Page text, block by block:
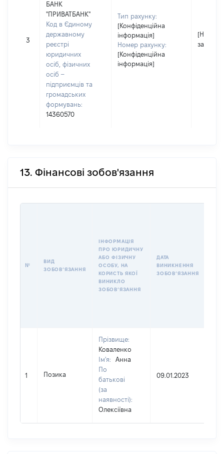
3
БАНК
"ПРИВАТБАНК"
Код в Єдиному
державному
реєстрі
юридичних
осіб, фізичних
осіб –
підприємців та
громадських
формувань:
14360570
Тип рахунку:
[Конфіденційна
інформація]
Номер рахунку:
[Конфіденційна
інформація]
[Не
13. Фінансові зобов'язання
№
ВИД
ЗОБОВʼЯЗАННЯ
ІНФОРМАЦІЯ
ПРО ЮРИДИЧНУ
АБО ФІЗИЧНУ
ОСОБУ, НА
КОРИСТЬ ЯКОЇ
ВИНИКЛО
ЗОБОВʼЯЗАННЯ
ДАТА
ВИНИКНЕННЯ
ЗОБОВʼЯЗАННЯ
1 Позика
Прізвище:
Коваленко
Ім'я:
Анна
По
батькові
(за
наявності):
Олексіївна
09.01.2023